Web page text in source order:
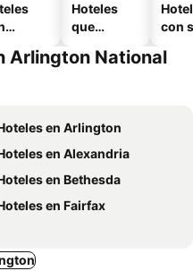
Hoteles
que
mascotas
con
Arlington National
en Arlington
en Alexandria
en Bethesda
en Fairfax